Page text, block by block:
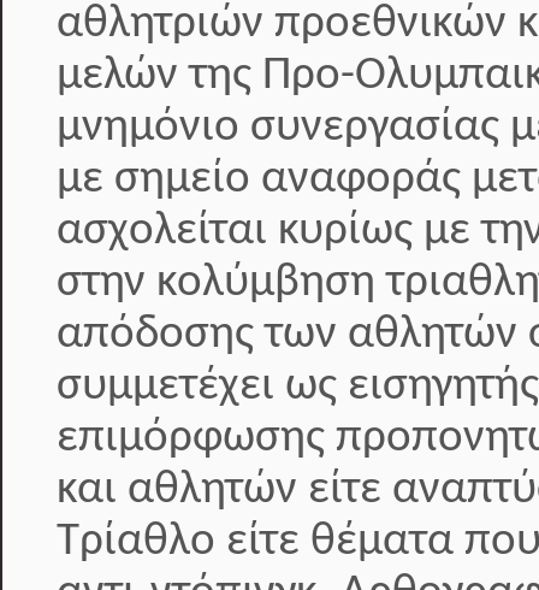
αθλητριών προεθνικών
μελών της Προ-
μνημόνιο συνεργασίας
με σημείο αναφοράς
ασχολείται κυρίως με
στην κολύμβηση
απόδοσης των αθλητών
συμμετέχει ως
επιμόρφωσης
και αθλητών είτε
Τρίαθλο είτε θέματα